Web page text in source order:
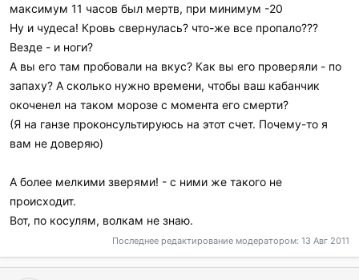
максимум 11 часов был мертв, при минимум -20
Ну и чудеса! Кровь свернулась? что-же все пропало???
Везде - и ноги?
А вы его там пробовали на вкус? Как вы его проверяли - по
запаху? А сколько нужно времени, чтобы ваш кабанчик
окоченел на таком морозе с момента его смерти?
(Я на ганзе проконсультируюсь на этот счет. Почему-то я
вам не доверяю)
А более мелкими зверями! - с ними же такого не
происходит.
Вот, по косулям, волкам не знаю.
Последнее редактирование модератором: 13 Авг 2011